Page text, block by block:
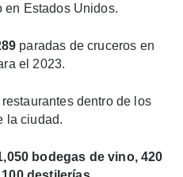
en Estados Unidos.
paradas de cruceros en
el 2023.
restaurantes dentro de los
la ciudad.
bodegas de vino, 420